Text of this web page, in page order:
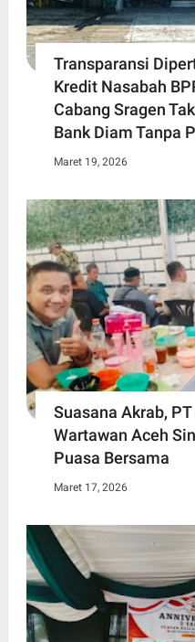
Transparansi
Kredit Nasabah
Cabang Sragen
Bank Diam Tanpa
Maret 19, 2026
Suasana Akrab,
Wartawan Aceh
Puasa Bersama
Maret 17, 2026